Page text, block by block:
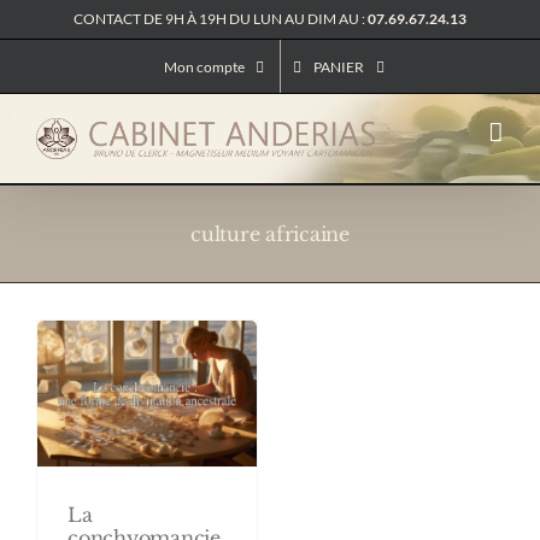
au
CONTACT DE 9H À 19H DU LUN AU DIM AU :07.69.67.24.13
Mon compte PANIER
culture africaine
La